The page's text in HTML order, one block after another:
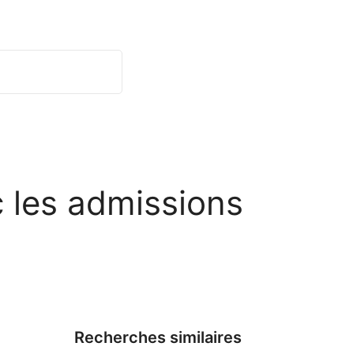
les admissions
Recherches similaires